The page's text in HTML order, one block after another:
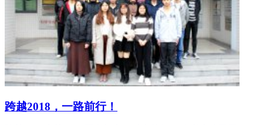
跨越2018，一路前行！